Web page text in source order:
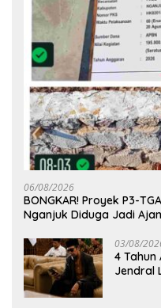
06/08/2026
BONGKAR! Proyek P3-
Nganjuk Diduga Jadi
03/08/
4 Tahun
Jendral